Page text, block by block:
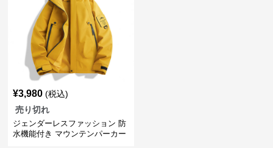
¥3,980 (税込)
売り切れ
ジェンダーレスファッション 防
水機能付き マウンテンパーカー